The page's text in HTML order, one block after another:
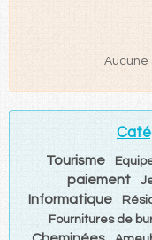
Tourisme
paiement
Informatique
Fournitures de